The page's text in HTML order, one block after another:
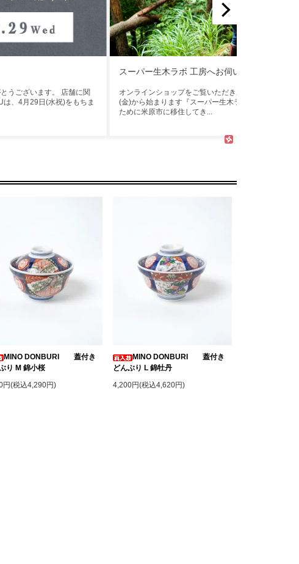
うございます。 店舗に関
、4月29日(水祝)をもちま
スーパー生木ラボ 工房へお伺いしていました
オンラインショップをご覧いただきありがとうござい
(金)から始まります『スーパー生木ラボ 生木の工芸 展
ために米原市に移住してき...
MINO DONBURI 蓋付き
り M 錦小桜
円(税込4,290円)
MINO DONBURI 蓋付き
どんぶり L 錦牡丹
4,200円(税込4,620円)